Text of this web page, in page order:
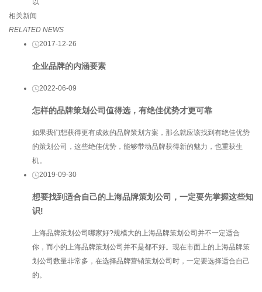
以
相关新闻
RELATED NEWS
2017-12-26
企业品牌的内涵要素
2022-06-09
怎样的品牌策划公司值得选，有绝佳优势才更可靠
如果我们想获得更有成效的品牌策划方案，那么就应该找到有绝佳优势
的策划公司，这些绝佳优势，能够带动品牌获得新的魅力，也重获生
机。
2019-09-30
想要找到适合自己的上海品牌策划公司，一定要先掌握这些知
识!
上海品牌策划公司哪家好?规模大的上海品牌策划公司并不一定适合
你，而小的上海品牌策划公司并不是都不好。现在市面上的上海品牌策
划公司数量非常多，在选择品牌营销策划公司时，一定要选择适合自己
的。